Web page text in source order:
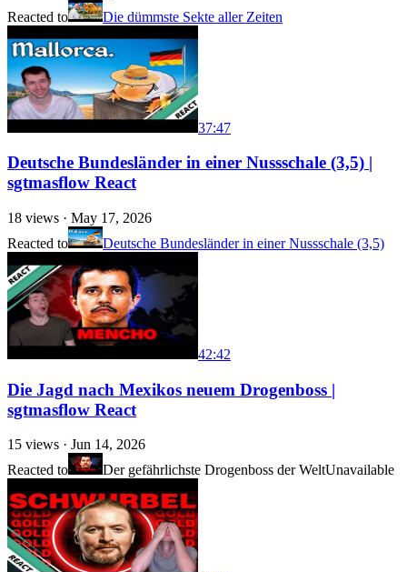
Reacted to
Die dümmste Sekte aller Zeiten
37:47
Deutsche Bundesländer in einer Nussschale (3,5) |
sgtmasflow React
18 views · May 17, 2026
Reacted to
Deutsche Bundesländer in einer Nussschale (3,5)
42:42
Die Jagd nach Mexikos neuem Drogenboss |
sgtmasflow React
15 views · Jun 14, 2026
Reacted to
Der gefährlichste Drogenboss der WeltUnavailable